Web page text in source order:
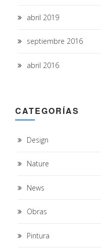
abril 2019
septiembre 2016
abril 2016
CATEGORÍAS
Design
Nature
News
Obras
Pintura